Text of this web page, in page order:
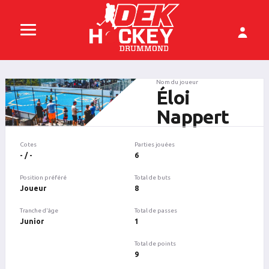
Nom du joueur
Éloi
Nappert
Cotes
- / -
Position préféré
Joueur
Tranche d'âge
Junior
Parties jouées
6
Total de buts
8
Total de passes
1
Total de points
9